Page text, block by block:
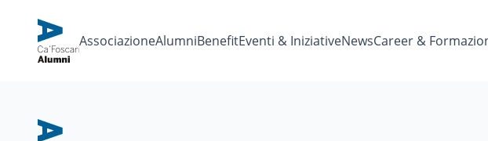
AssociazioneAlumniBenefitEventi & IniziativeNewsCareer &